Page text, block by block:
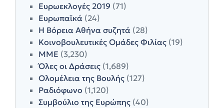
Ευρωεκλογές 2019 (71)
Ευρωπαϊκά (24)
Η Βόρεια Αθήνα συζητά (28)
Κοινοβουλευτικές Ομάδες Φιλίας (19)
ΜΜΕ (3,230)
Όλες οι Δράσεις (1,689)
Ολομέλεια της Βουλής (127)
Ραδιόφωνο (1,120)
Συμβούλιο της Ευρώπης (40)